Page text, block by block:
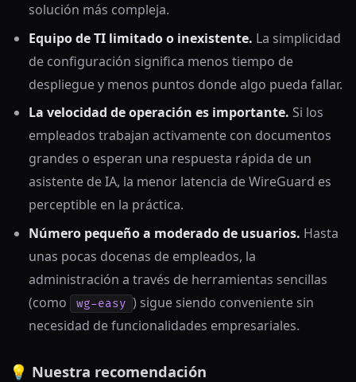
solución más compleja.
Equipo de TI limitado o inexistente. La simplicidad
de configuración significa menos tiempo de
despliegue y menos puntos donde algo pueda fallar.
La velocidad de operación es importante. Si los
empleados trabajan activamente con documentos
grandes o esperan una respuesta rápida de un
asistente de IA, la menor latencia de WireGuard es
perceptible en la práctica.
Número pequeño a moderado de usuarios. Hasta
unas pocas docenas de empleados, la
administración a través de herramientas sencillas
(como
wg-easy ) sigue siendo conveniente sin
necesidad de funcionalidades empresariales.
💡 Nuestra recomendación